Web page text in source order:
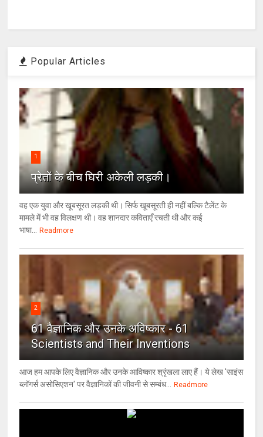
Popular Articles
1
प्रेतों के बीच घिरी अकेली लड़की।
वह एक युवा और खूबसूरत लड़की थी। सिर्फ खूबसूरती ही नहीं बल्कि टैलेंट के
मामले में भी वह विलक्षण थी। वह शानदार कविताएँ रचती थी और कई
भाषा... Readmore
2
61 वैज्ञानिक और उनके अविष्कार - 61
Scientists and Their Inventions
आज हम आपके लिए वैज्ञानिक और उनके आविष्कार श्रृंखला लाए हैं। ये लेख 'साइंस
ब्लॉगर्स असोसिएशन' पर वैज्ञा‍निकों की जीवनी से सम्बंध... Readmore